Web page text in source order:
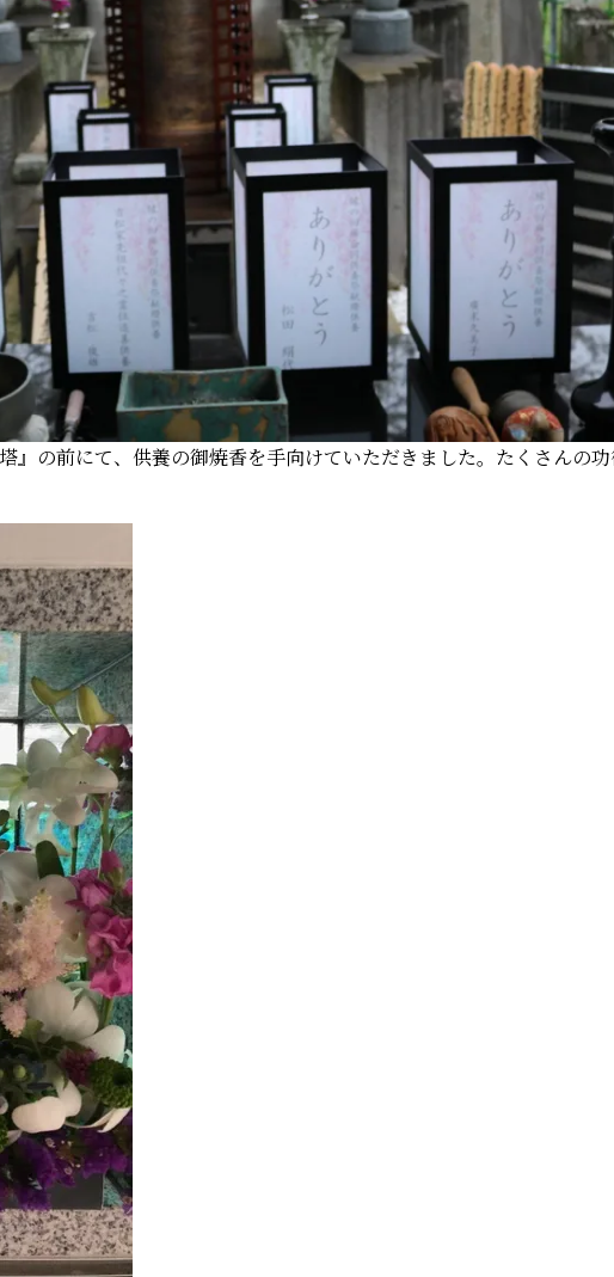
』の前にて、供養の御焼香を手向けていただきました。たくさんの